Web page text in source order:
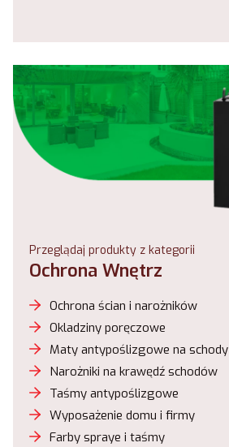
Przeglądaj produkty z kategorii
Ochrona Wnętrz
Ochrona ścian i narożników
Okladziny poręczowe
Maty antypoślizgowe na schody
Narożniki na krawędź schodów
Taśmy antypoślizgowe
Wyposażenie domu i firmy
Farby spraye i taśmy